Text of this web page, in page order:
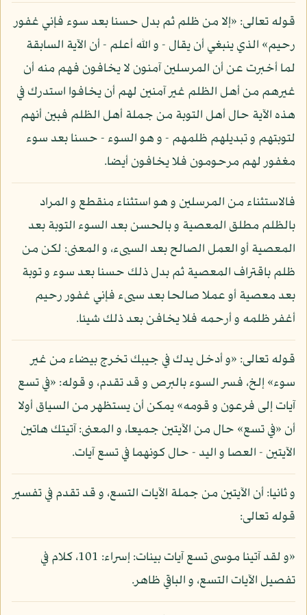
قوله تعالى: «إلا من ظلم ثم بدل حسنا بعد سوء فإني غفور
رحيم» الذي ينبغي أن يقال - و الله أعلم - أن الآية السابقة
لما أخبرت عن أن المرسلين آمنون لا يخافون فهم منه أن
غيرهم من أهل الظلم غير آمنين لهم أن يخافوا استدرك في
هذه الآية حال أهل التوبة من جملة أهل الظلم فبين أنهم
لتوبتهم و تبديلهم ظلمهم - و هو السوء - حسنا بعد سوء
مغفور لهم مرحومون فلا يخافون أيضا.
فالاستثناء من المرسلين و هو استثناء منقطع و المراد
بالظلم مطلق المعصية و بالحسن بعد السوء التوبة بعد
المعصية أو العمل الصالح بعد السيىء، و المعنى: لكن من
ظلم باقتراف المعصية ثم بدل ذلك حسنا بعد سوء و توبة
بعد معصية أو عملا صالحا بعد سيىء فإني غفور رحيم
أغفر ظلمه و أرحمه فلا يخافن بعد ذلك شيئا.
قوله تعالى: «و أدخل يدك في جيبك تخرج بيضاء من غير
سوء» إلخ، فسر السوء بالبرص و قد تقدم، و قوله: «في تسع
آيات إلى فرعون و قومه» يمكن أن يستظهر من السياق أولا
أن «في تسع» حال من الآيتين جميعا، و المعنى: آتيتك هاتين
الآيتين - العصا و اليد - حال كونهما في تسع آيات.
و ثانيا: أن الآيتين من جملة الآيات التسع، و قد تقدم في تفسير
قوله تعالى:
«و لقد آتينا موسى تسع آيات بينات: إسراء: 101، كلام في
تفصيل الآيات التسع، و الباقي ظاهر.